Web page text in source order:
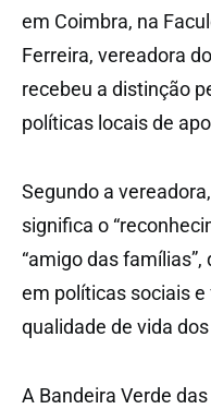
em Coimbra, na
Ferreira, vereadora
recebeu a distinção
políticas locais de
Segundo a
significa o
“amigo das
em políticas sociais
qualidade de vida
A Bandeira Verde